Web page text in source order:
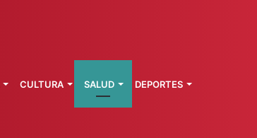
CULTURA SALUD DEPORTES